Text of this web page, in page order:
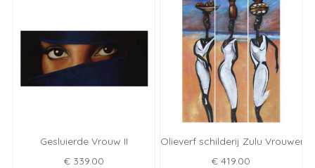
Gesluierde Vrouw II
€ 339.00
Olieverf schilderij Zulu Vrouwen
€ 419.00